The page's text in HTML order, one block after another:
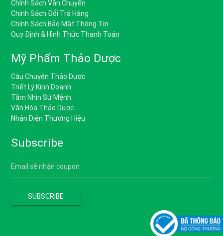
Chính Sách Vận Chuyển
Chính Sách Đổi Trả Hàng
Chính Sách Bảo Mật Thông Tin
Quy Định & Hình Thức Thanh Toán
Mỹ Phẩm Thảo Dược
Câu Chuyện Thảo Dược
Triết Lý Kinh Doanh
Tầm Nhìn Sứ Mệnh
Văn Hóa Thảo Dược
Nhận Diện Thương Hiệu
Subscribe